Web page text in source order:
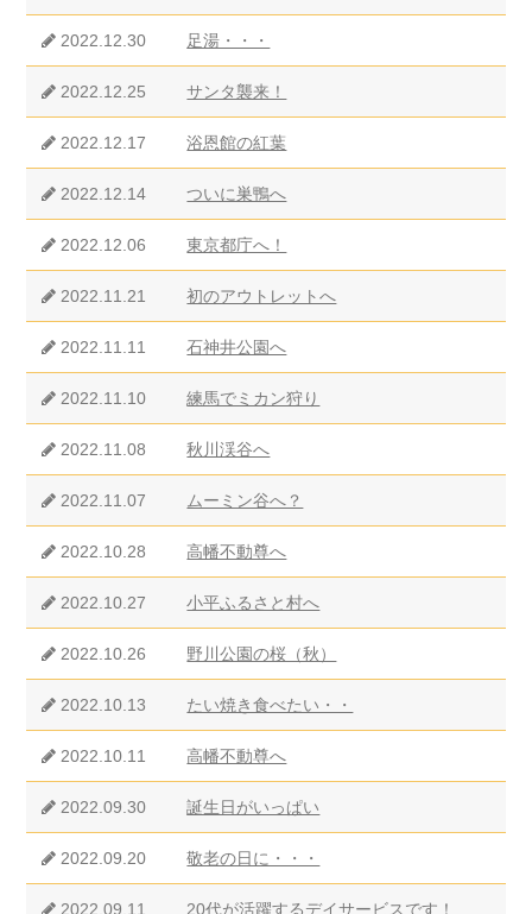
2022.12.30 足湯・・・
2022.12.25 サンタ襲来！
2022.12.17 浴恩館の紅葉
2022.12.14 ついに巣鴨へ
2022.12.06 東京都庁へ！
2022.11.21 初のアウトレットへ
2022.11.11 石神井公園へ
2022.11.10 練馬でミカン狩り
2022.11.08 秋川渓谷へ
2022.11.07 ムーミン谷へ？
2022.10.28 高幡不動尊へ
2022.10.27 小平ふるさと村へ
2022.10.26 野川公園の桜（秋）
2022.10.13 たい焼き食べたい・・
2022.10.11 高幡不動尊へ
2022.09.30 誕生日がいっぱい
2022.09.20 敬老の日に・・・
2022.09.11 20代が活躍するデイサービスです！